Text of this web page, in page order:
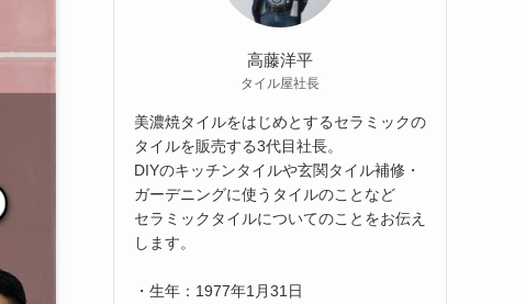
高藤洋平
タイル屋社長
美濃焼タイルをはじめとするセラミックの
タイルを販売する3代目社長。
DIYのキッチンタイルや玄関タイル補修・
ガーデニングに使うタイルのことなど
セラミックタイルについてのことをお伝え
します。
・生年：1977年1月31日